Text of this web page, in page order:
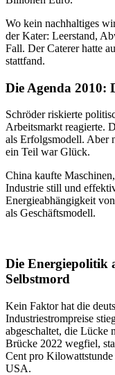
Wo kein nachhaltiges
der Kater: Leerstand,
Fall. Der Caterer hatte
stattfand.
Die Agenda 2010:
Schröder riskierte
Arbeitsmarkt reagierte.
als Erfolgsmodell. Aber
ein Teil war Glück.
China kaufte
Industrie still und
Energieabhängigkeit
als Geschäftsmodell.
Die Energiepolitik
Selbstmord
Kein Faktor hat die
Industriestrompreise
abgeschaltet, die Lücke
Brücke 2022 wegfiel,
Cent pro
USA.